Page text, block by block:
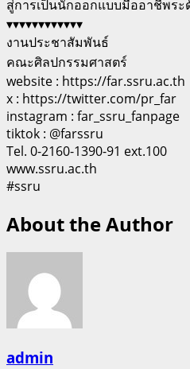
สู่การเป็นนักออกแบบมืออาชีพร
▾▾▾▾▾▾▾▾▾▾▾▾
งานประชาสัมพันธ์
คณะศิลปกรรมศาสตร์
website : https://far.ssru.ac.th
x : https://twitter.com/pr_far
instagram : far_ssru_fanpage
tiktok : @farssru
Tel. 0-2160-1390-91 ext.100
www.ssru.ac.th
#ssru
About the Author
admin